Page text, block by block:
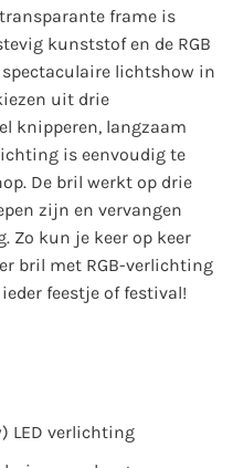
frame is
kunststof en de RGB
lichtshow in
uit drie
knipperen, langzaam
is eenvoudig te
De bril werkt op drie
zijn en vervangen
Zo kun je keer op keer
bril met RGB-verlichting
feestje of festival!
LED verlichting